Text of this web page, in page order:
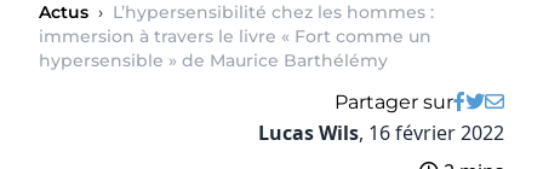
Actus › L’hypersensibilité chez les hommes :
immersion à travers le livre « Fort comme un
hypersensible » de Maurice Barthélémy
Partager sur
Lucas Wils, 16 février 2022